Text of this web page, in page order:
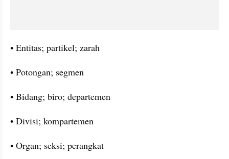
• Entitas; partikel; zarah
• Potongan; segmen
• Bidang; biro; departemen
• Divisi; kompartemen
• Organ; seksi; perangkat